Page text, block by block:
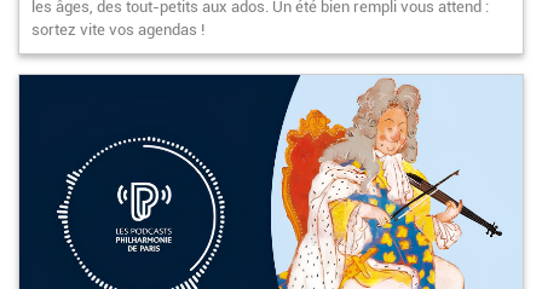
les âges, des tout-petits aux ados. Un été bien rempli vous attend :
sortez vite vos agendas !